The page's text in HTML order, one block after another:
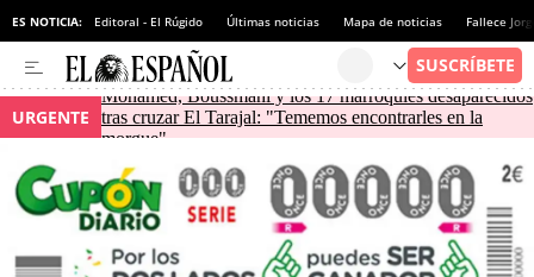
ES NOTICIA: Editoral - El Rúgido Últimas noticias Mapa de noticias Fallece
URGENTE
Mohamed, Boussmahi y los 17 marroquíes desaparecidos
tras cruzar El Tarajal: "Tememos encontrarles en la
morgue"